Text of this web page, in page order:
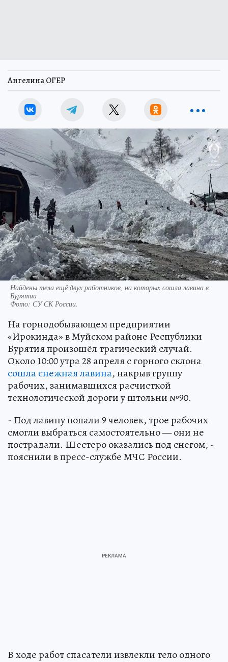
Ангелина ОГЕР
Найдены тела ещё двух работников, на которых сошла лавина в
Бурятии
Фото: СУ СК России.
На горнодобывающем предприятии
«Ирокинда» в Муйском районе Республики
Бурятия произошёл трагический случай.
Около 10:00 утра 28 апреля с горного склона
сошла снежная лавина, накрыв группу
рабочих, занимавшихся расчисткой
технологической дороги у штольни №90.
- Под лавину попали 9 человек, трое рабочих
смогли выбраться самостоятельно — они не
пострадали. Шестеро оказались под снегом, -
пояснили в пресс-службе МЧС России.
В ходе работ спасатели извлекли тело одного